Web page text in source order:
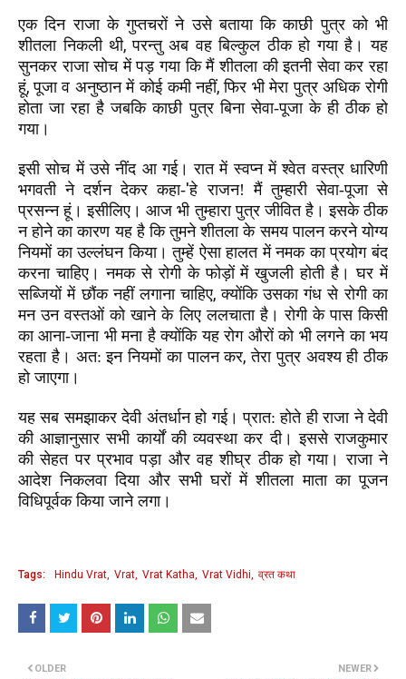
एक दिन राजा के गुप्तचरों ने उसे बताया कि काछी पुत्र को भी
शीतला निकली थी,परन्तु अब वह बिल्कुल ठीक हो गया है। यह
सुनकर राजा सोच में पड़ गया कि मैं शीतला की इतनी सेवा कर रहा
हूं,पूजा व अनुष्ठान में कोई कमी नहीं,फिर भी मेरा पुत्र अधिक रोगी
होता जा रहा है जबकि काछी पुत्र बिना सेवा-पूजा के ही ठीक हो
गया।
इसी सोच में उसे नींद आ गई। रात में स्वप्न में श्वेत वस्त्र धारिणी
भगवती ने दर्शन देकर कहा-'हे राजन! मैं तुम्हारी सेवा-पूजा से
प्रसन्न हूं। इसीलिए। आज भी तुम्हारा पुत्र जीवित है। इसके ठीक
न होने का कारण यह है कि तुमने शीतला के समय पालन करने योग्य
नियमों का उल्लंघन किया। तुम्हें ऐसा हालत में नमक का प्रयोग बंद
करना चाहिए। नमक से रोगी केफोड़ों मेंखुजली होती है। घर में
सब्जियों में छौंक नहीं लगाना चाहिए,क्योंकि उसका गंध से रोगी का
मन उन वस्तओं को खाने के लिए ललचाता है। रोगी के पास किसी
का आना-जाना भी मना है क्योंकि यह रोग औरों को भी लगने का भय
रहता है। अत: इन नियमों का पालन कर, तेरापुत्रअवश्य ही ठीक
हो जाएगा।
यह सब समझाकर देवी अंतर्धान हो गई। प्रात: होते ही राजा ने देवी
की आज्ञानुसार सभी कार्यों की व्यवस्था कर दी। इससे राजकुमार
की सेहत पर प्रभाव पड़ा और वह शीघ्र ठीक हो गया। राजा ने
आदेश निकलवा दिया और सभी घरों में शीतला माता का पूजन
विधिपूर्वक किया जाने लगा।
Tags: Hindu Vrat Vrat Vrat Katha Vrat Vidhi व्रत कथा
NEWER
OLDER